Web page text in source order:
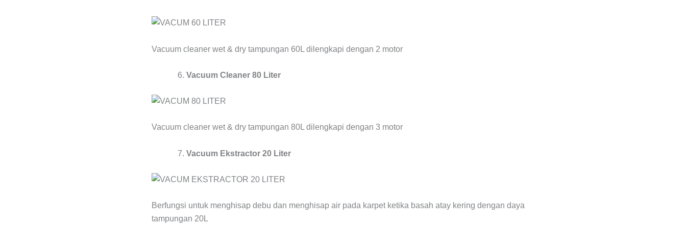
Vacuum cleaner wet & dry tampungan 60L dilengkapi dengan 2 motor
Vacuum Cleaner 80 Liter
Vacuum cleaner wet & dry tampungan 80L dilengkapi dengan 3 motor
Vacuum Ekstractor 20 Liter
Berfungsi untuk menghisap debu dan menghisap air pada karpet ketika basah atay kering dengan daya
tampungan 20L